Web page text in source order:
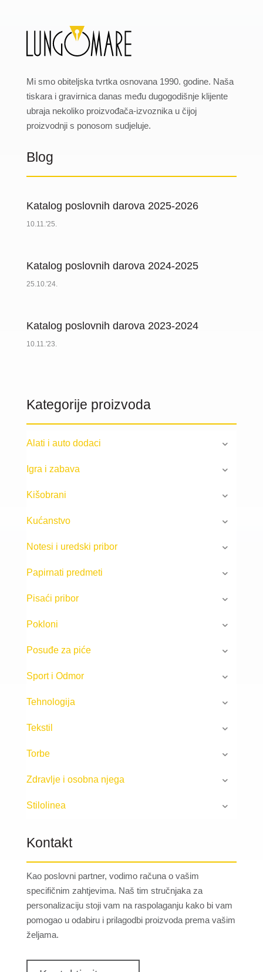
Mi smo obiteljska tvrtka osnovana 1990. godine. Naša
tiskara i gravirnica danas među dugogodišnje klijente
ubraja nekoliko proizvođača-izvoznika u čijoj
proizvodnji s ponosom sudjeluje.
Blog
Katalog poslovnih darova 2025-2026
10.11.'25.
Katalog poslovnih darova 2024-2025
25.10.'24.
Katalog poslovnih darova 2023-2024
10.11.'23.
Kategorije proizvoda
Alati i auto dodaci
Igra i zabava
Kišobrani
Kućanstvo
Notesi i uredski pribor
Papirnati predmeti
Pisaći pribor
Pokloni
Posuđe za piće
Sport i Odmor
Tehnologija
Tekstil
Torbe
Zdravlje i osobna njega
Stilolinea
Kontakt
Kao poslovni partner, vodimo računa o vašim
specifičnim zahtjevima. Naš tim stručnjaka za
personalizaciju stoji vam na raspolaganju kako bi vam
pomogao u odabiru i prilagodbi proizvoda prema vašim
željama.